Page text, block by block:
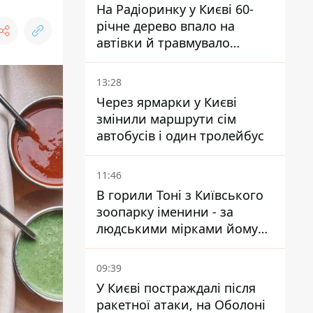
На Радіоринку у Києві 60-
річне дерево впало на
автівки й травмувало
людину - подробиці
13:28
Через ярмарки у Києві
змінили маршрути сім
автобусів і один тролейбус
11:46
В горили Тоні з Київського
зоопарку іменини - за
людськими мірками йому
вже понад 90 років
09:39
У Києві постраждалі після
ракетної атаки, на Оболоні